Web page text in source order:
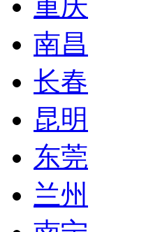
重庆
南昌
长春
昆明
东莞
兰州